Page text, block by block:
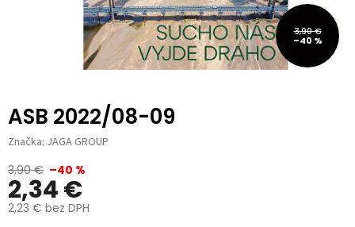
3,90 €
–40 %
ASB 2022/08-09
Značka: JAGA GROUP
3,90 € –40 %
2,34 €
2,23 € bez DPH